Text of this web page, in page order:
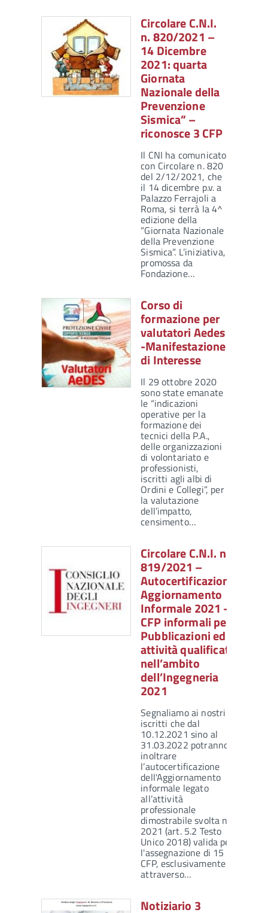
Circolare C.N.I.
n. 820/2021 –
14 Dicembre
2021: quarta
Giornata
Nazionale della
Prevenzione
Sismica” –
riconosce 3 CFP
Il CNI ha comunicato
con Circolare n. 820
del 2/12/2021, che
il 14 dicembre p.v. a
Palazzo Ferrajoli a
Roma, si terrà la 4^
edizione della
“Giornata Nazionale
della Prevenzione
Sismica”. L’iniziativa,
promossa da
Fondazione…
Corso di
formazione per
valutatori Aedes
-Manifestazione
di Interesse
Il 29 ottobre 2020
sono state emanate
le “indicazioni
operative per la
formazione dei
tecnici della P.A.,
delle organizzazioni
di volontariato e
professionisti,
iscritti agli albi di
Ordini e Collegi”, per
la valutazione
dell’impatto,
censimento…
Circolare C.N.I. n.
819/2021 –
Autocertificazione
Aggiornamento
Informale 2021 –
CFP informali per
Pubblicazioni ed
attività qualificate
nell’ambito
dell’Ingegneria
2021
Segnaliamo ai nostri
iscritti che dal
10.12.2021 sino al
31.03.2022 potranno
inoltrare
l’autocertificazione
dell'Aggiornamento
informale legato
all’attività
professionale
dimostrabile svolta nel
2021 (art. 5.2 Testo
Unico 2018) valida per
l'assegnazione di 15
CFP, esclusivamente
attraverso…
Notiziario 3